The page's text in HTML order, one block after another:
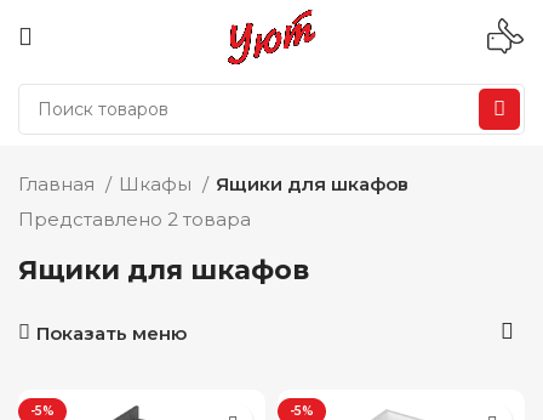
Главная Шкафы
Ящики для шкафов
Представлено 2 товара
Ящики для шкафов
Показать меню
-5% -5%